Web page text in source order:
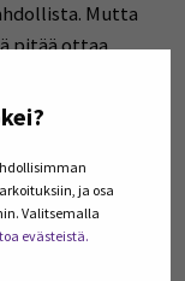
ja osa
Valitsemalla
evästeistä.
Mutta
pitää ottaa
tärkeys ei
myötä.
on